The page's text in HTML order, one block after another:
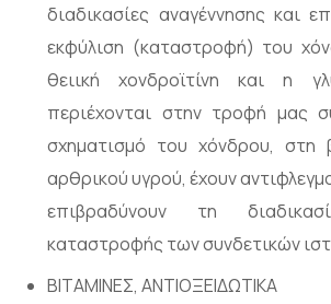
διαδικασίες αναγέννησης και
εκφύλιση (καταστροφή) του
θειική χονδροϊτίνη και η
περιέχονται στην τροφή μας
σχηματισμό του χόνδρου, στη
αρθρικού υγρού, έχουν
επιβραδύνουν τη
καταστροφής των συνδετικών
ΒΙΤΑΜΙΝΕΣ, ΑΝΤΙΟΞΕΙΔΩΤΙΚΑ